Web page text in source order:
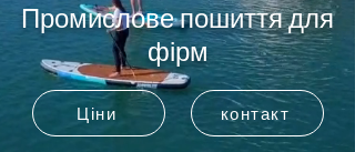
Промислове пошиття для
фірм
Ціни контакт